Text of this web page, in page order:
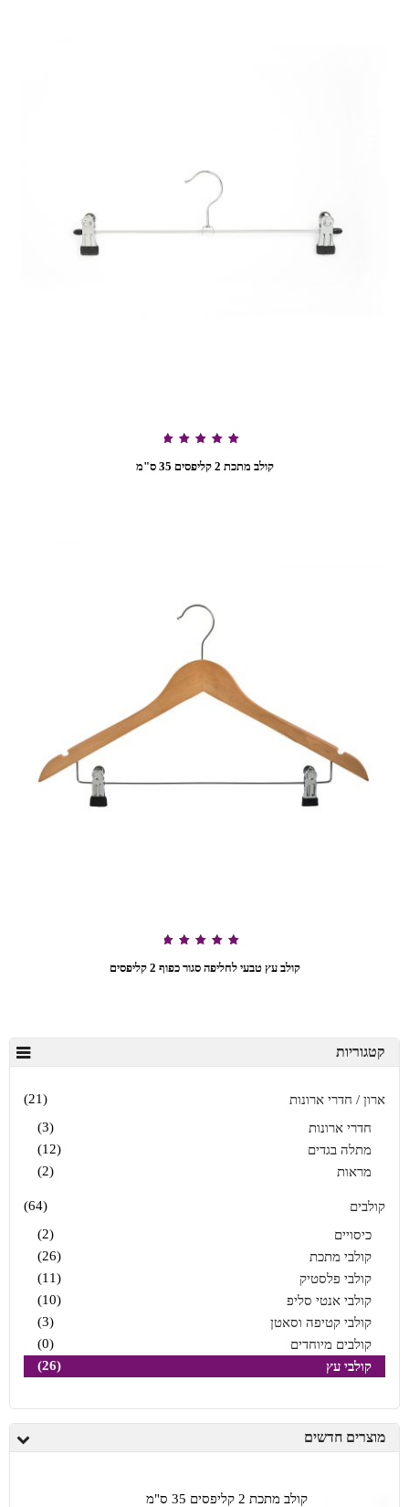
דורג 5.00
מתוך 5
קולב מתכת 2 קליפסים 35 ס"מ
דורג 5.00
מתוך 5
קולב עץ טבעי לחליפה סגור כפוף 2 קליפסים
קטגוריות
ארון / חדרי ארונות
(21)
חדרי ארונות
(3)
מתלה בגדים
(12)
מראות
(2)
קולבים
(64)
כיסויים
(2)
קולבי מתכת
(26)
קולבי פלסטיק
(11)
קולבי אנטי סליפ
(10)
קולבי קטיפה וסאטן
(3)
קולבים מיוחדים
(0)
קולבי עץ
(26)
מוצרים חדשים
קולב מתכת 2 קליפסים 35 ס"מ